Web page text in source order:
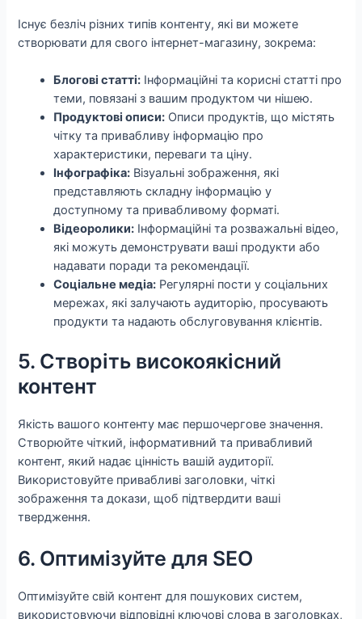
Існує безліч різних типів контенту, які ви можете
створювати для свого інтернет-магазину, зокрема:
Блогові статті: Інформаційні та корисні статті про
теми, повязані з вашим продуктом чи нішею.
Продуктові описи: Описи продуктів, що містять
чітку та привабливу інформацію про
характеристики, переваги та ціну.
Інфографіка: Візуальні зображення, які
представляють складну інформацію у
доступному та привабливому форматі.
Відеоролики: Інформаційні та розважальні відео,
які можуть демонструвати ваші продукти або
надавати поради та рекомендації.
Соціальне медіа: Регулярні пости у соціальних
мережах, які залучають аудиторію, просувають
продукти та надають обслуговування клієнтів.
5. Створіть високоякісний
контент
Якість вашого контенту має першочергове значення.
Створюйте чіткий, інформативний та привабливий
контент, який надає цінність вашій аудиторії.
Використовуйте привабливі заголовки, чіткі
зображення та докази, щоб підтвердити ваші
твердження.
6. Оптимізуйте для SEO
Оптимізуйте свій контент для пошукових систем,
використовуючи відповідні ключові слова в заголовках,